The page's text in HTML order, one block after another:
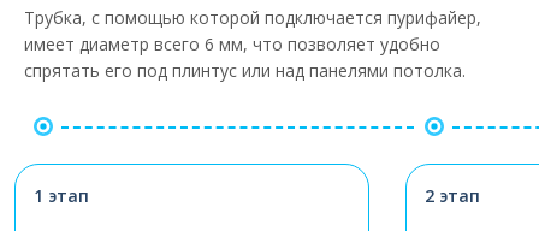
1 этап
2 этап
Трубка, с помощью которой подключается пурифайер,
имеет диаметр всего 6 мм, что позволяет удобно
спрятать его под плинтус или над панелями потолка.